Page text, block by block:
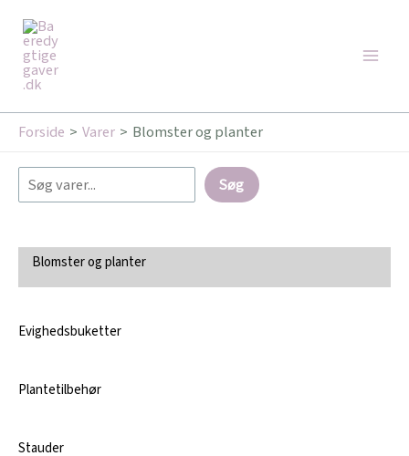
indholdet
Forside Varer Blomster og planter
Søg
Søg
Blomster og planter
Evighedsbuketter
Plantetilbehør
Stauder